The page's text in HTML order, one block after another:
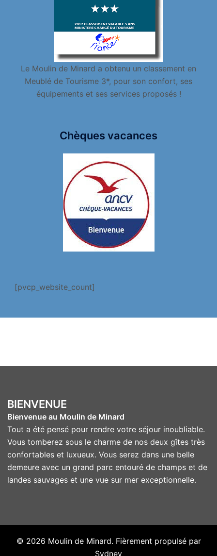
Le Moulin de Minard a obtenu un classement en
Meublé de Tourisme 3*, pour son confort, ses
équipements et ses services proposés !
Chèques vacances
[pvcp_website_count]
BIENVENUE
Bienvenue au Moulin de Minard
Tout a été pensé pour rendre votre séjour inoubliable.
Vous tomberez sous le charme de nos deux gîtes très
confortables et luxueux. Vous serez dans une belle
demeure avec un grand parc entouré de champs et de
landes sauvages et une vue sur mer exceptionnelle.
© 2026 Moulin de Minard. Fièrement propulsé par
Sydney